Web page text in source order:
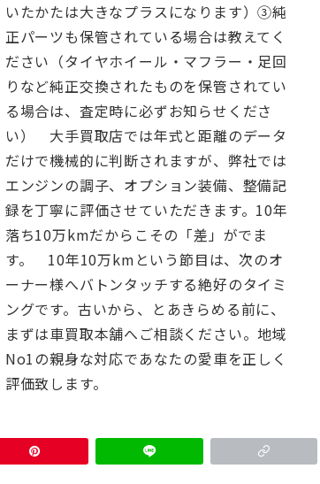
いたかたは大きなプラスになります）③純
正パーツも保管されている場合は教えてく
ださい（タイヤホイール・マフラー・足回
りなど純正交換されたものを保管されてい
る場合は、査定時に必ずお知らせくださ
い）
大手買取店では年式と距離のデータ
だけで機械的に判断されますが、弊社では
エンジンの調子、オプション装備、整備記
録を丁寧に評価させていただきます。10年
落ち10万kmだからこその「差」がでま
す。
10年10万kmという節目は、次のオ
ーナー様へバトンタッチする絶好のタイミ
ングです。古いから、とあきらめる前に、
まずは車買取本舗へご相談ください。地域
No1の親身な対応であなたの愛車を正しく
評価致します。